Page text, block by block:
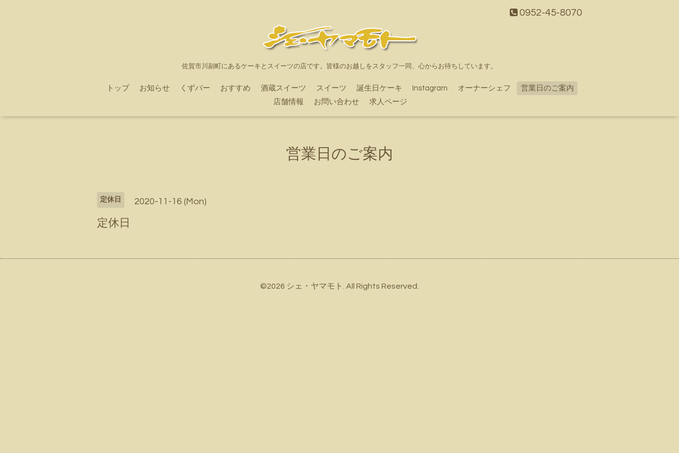
0952-45-8070
佐賀市川副町にあるケーキとスイーツの店です。皆様のお越しをスタッフ一同、心からお待ちしています。
トップ お知らせ くずバー おすすめ 酒蔵スイーツ スイーツ 誕生日ケーキ Instagram オーナーシェフ
営業日のご案内
店舗情報
お問い合わせ 求人ページ
営業日のご案内
定休日 2020-11-16 (Mon)
定休日
©2026 シェ・ヤマモト . All Rights Reserved.